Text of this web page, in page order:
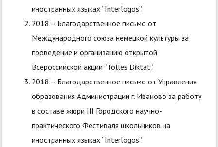
иностранных языках “Interlogos”.
2018 – Благодарственное письмо от
Международного союза немецкой культуры за
проведение и организацию открытой
Всероссийской акции “Tolles Diktat”.
2018 – Благодарственное письмо от Управления
образования Администрации г. Иваново за работу
в составе жюри III Городского научно-
практического Фестиваля школьников на
иностранных языках “Interlogos”.